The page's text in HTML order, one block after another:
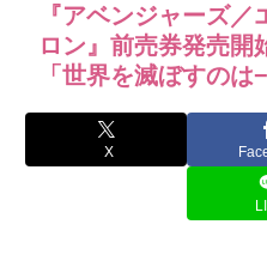
『アベンジャーズ
ロン』前売券発売開
「世界を滅ぼすのは
X